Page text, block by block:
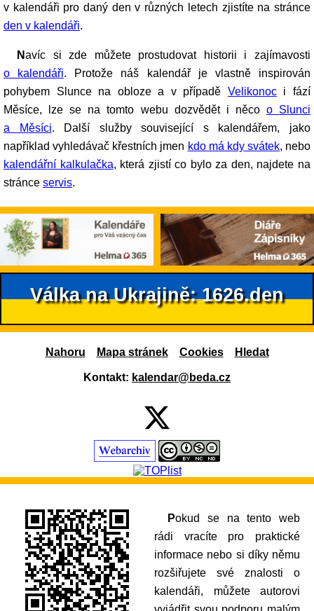
v kalendáři pro daný den v různých letech zjistíte na stránce
den v kalendáři.
Navíc si zde můžete prostudovat historii i zajímavosti
o kalendáři. Protože náš kalendář je vlastně inspirován
pohybem Slunce na obloze a v případě Velikonoci fází
Měsíce, lze se na tomto webu dozvědět i něco o Slunci
a Měsíci. Další služby související s kalendářem, jako
například vyhledávač křestních jmen kdo má kdy svátek, nebo
kalendářní kalkulačka, která zjistí co bylo za den, najdete na
stránce servis.
Válka na Ukrajině: 1626.den
Nahoru Mapa stránek Cookies Hledat
Kontakt: kalendar@beda.cz
Pokud se na tento web
rádi vracíte pro praktické
informace nebo si díky němu
rozšiřujete své znalosti o
kalendáři, můžete autorovi